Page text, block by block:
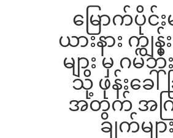
မြောက်ပိုင်း
ယားနား ကျွ
များ မှ ဂမ်ဘီ
သို့ ဖုန်းခေါ်
အတွက် အက
ချက်မျာ